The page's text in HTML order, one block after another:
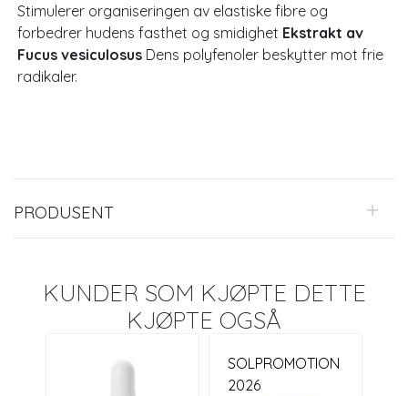
Stimulerer organiseringen av elastiske fibre og
forbedrer hudens fasthet og smidighet Ekstrakt av
Fucus vesiculosus Dens polyfenoler beskytter mot frie
radikaler.
PRODUSENT
KUNDER SOM KJØPTE DETTE
KJØPTE OGSÅ
SOLPROMOTION
2026